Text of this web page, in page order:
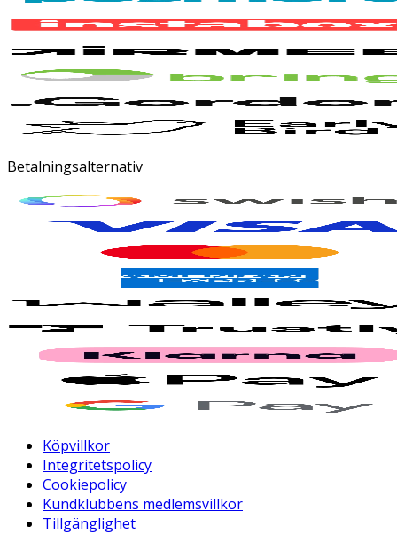
Betalningsalternativ
Köpvillkor
Integritetspolicy
Cookiepolicy
Kundklubbens medlemsvillkor
Tillgänglighet